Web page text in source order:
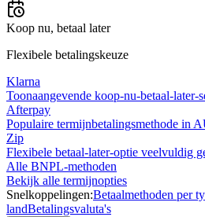
Koop nu, betaal later
Flexibele betalingskeuze
Klarna
Toonaangevende koop-nu-betaal-later-
Afterpay
Populaire termijnbetalingsmethode in
Zip
Flexibele betaal-later-optie veelvuldig
Alle BNPL-methoden
Bekijk alle termijnopties
Snelkoppelingen:Betaalmethoden per
landBetalingsvaluta's